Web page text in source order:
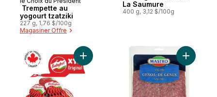
Préparé au Canada
Trempette au
yogourt tzatziki
227 g, 1,76 $/100g
Magasiner Offre
La Saumure
400 g, 3,12 $/100g
Ajouter Collations au fromage original
Ajouter